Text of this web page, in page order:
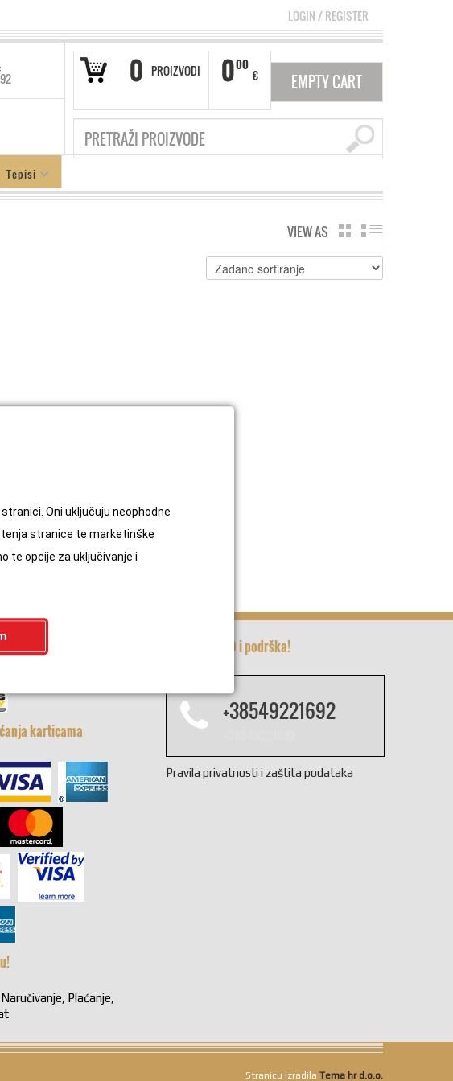
LOGIN/REGISTER
0 PROIZVODI 000
€ EMPTY CART
Tepisi
VIEW AS GRID
Plaćanje
karticama
Plaćanje,
Kreativa INFO i podrška!
+38549221692
Pravila privatnosti i zaštita podataka
Stranicu izradila Tema hr d.o.o.
Oni uključuju neophodne
stranice te marketinške
te opcije za uključivanje i